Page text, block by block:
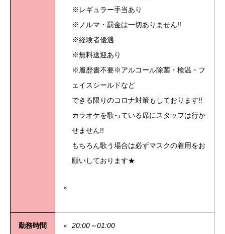
※レギュラー手当あり
※ノルマ・罰金は一切ありません!!
※経験者優遇
※無料送迎あり
※履歴書不要※アルコール除菌・検温・フ
ェイスシールドなど
できる限りのコロナ対策もしております!!
カラオケを歌っている席にスタッフは行か
せません!!
もちろん歌う場合は必ずマスクの着用をお
願いしております★
勤務時間 20:00～01:00